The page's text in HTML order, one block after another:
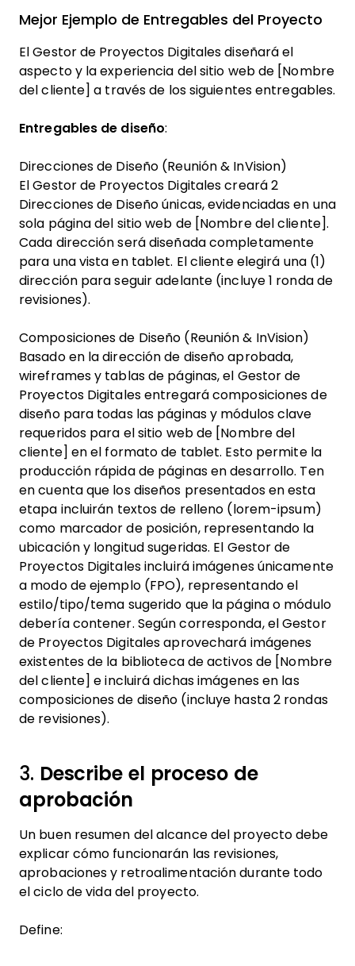
Mejor Ejemplo de Entregables del Proyecto
El Gestor de Proyectos Digitales diseñará el
aspecto y la experiencia del sitio web de [Nombre
del cliente] a través de los siguientes entregables.
Entregables de diseño:
Direcciones de Diseño (Reunión & InVision)
El Gestor de Proyectos Digitales creará 2
Direcciones de Diseño únicas, evidenciadas en una
sola página del sitio web de [Nombre del cliente].
Cada dirección será diseñada completamente
para una vista en tablet. El cliente elegirá una (1)
dirección para seguir adelante (incluye 1 ronda de
revisiones).
Composiciones de Diseño (Reunión & InVision)
Basado en la dirección de diseño aprobada,
wireframes y tablas de páginas, el Gestor de
Proyectos Digitales entregará composiciones de
diseño para todas las páginas y módulos clave
requeridos para el sitio web de [Nombre del
cliente] en el formato de tablet. Esto permite la
producción rápida de páginas en desarrollo. Ten
en cuenta que los diseños presentados en esta
etapa incluirán textos de relleno (lorem-ipsum)
como marcador de posición, representando la
ubicación y longitud sugeridas. El Gestor de
Proyectos Digitales incluirá imágenes únicamente
a modo de ejemplo (FPO), representando el
estilo/tipo/tema sugerido que la página o módulo
debería contener. Según corresponda, el Gestor
de Proyectos Digitales aprovechará imágenes
existentes de la biblioteca de activos de [Nombre
del cliente] e incluirá dichas imágenes en las
composiciones de diseño (incluye hasta 2 rondas
de revisiones).
3. Describe el proceso de
aprobación
Un buen resumen del alcance del proyecto debe
explicar cómo funcionarán las revisiones,
aprobaciones y retroalimentación durante todo
el ciclo de vida del proyecto.
Define: